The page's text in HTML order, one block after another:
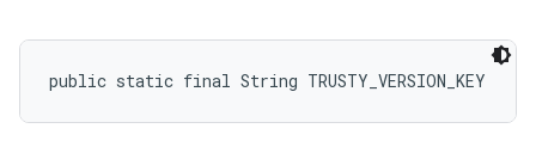
public static final String TRUSTY_VERSION_KEY